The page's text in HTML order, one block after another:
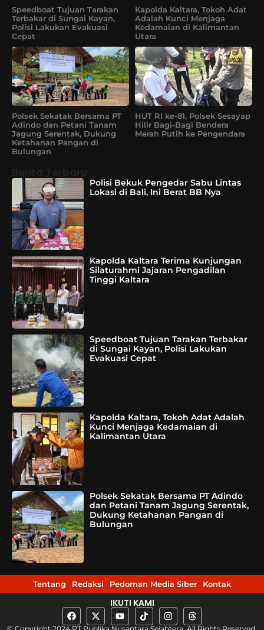
Speedboat Tujuan Tarakan
Terbakar di Sungai Kayan,
Polisi Lakukan Evakuasi
Cepat
Kapolda Kaltara, Tokoh Adat
Adalah Kunci Menjaga
Kedamaian di Kalimantan
Utara
Polsek Sekatak Bersama PT
Adindo dan Petani Tanam
Jagung Serentak, Dukung
Ketahanan Pangan di
Bulungan
HUT RI ke-81, Polsek Sesayap
Hilir Bagi-Bagi Bendera
Merah Putih ke Pengendara
Polisi Bekuk Pengedar Sabu Lintas
Lokasi di Bali, Ini Berat BB Nya
Kapolda Kaltara Terima Kunjungan
Silaturahmi Jajaran Pengadilan
Tinggi Kaltara
Speedboat Tujuan Tarakan Terbakar
di Sungai Kayan, Polisi Lakukan
Evakuasi Cepat
Kapolda Kaltara, Tokoh Adat Adalah
Kunci Menjaga Kedamaian di
Kalimantan Utara
Polsek Sekatak Bersama PT Adindo
dan Petani Tanam Jagung Serentak,
Dukung Ketahanan Pangan di
Bulungan
Tentang Redaksi Pedoman Media Siber Kontak
IKUTI KAMI